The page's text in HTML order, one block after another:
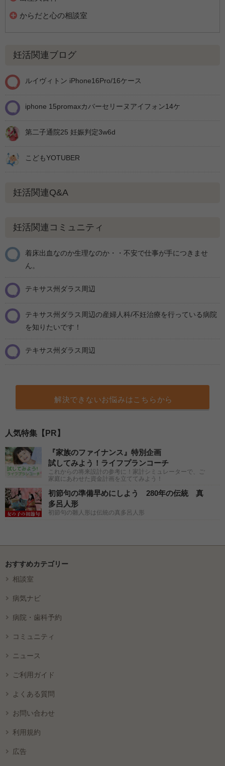
からだと心の相談室
妊活関連ブログ
ルイヴィトン iPhone16Pro/16ケース
iphone 15promaxカバーセリーヌアイフォン14ケ
第二子通院25 妊娠判定3w6d
こどもYOTUBER
妊活関連Q&A
妊活関連コミュニティ
着床出血なのか生理なのか・・不安で仕事が手につきませ
ん。
テキサス州ダラス周辺
テキサス州ダラス周辺の産婦人科/不妊治療を行っている病院
を知りたいです！
テキサス州ダラス周辺
解決できないお悩みはこちらから
人気特集【PR】
『家族のファイナンス』特別企画
試してみよう！ライフプランコーチ
これからの将来設計の参考に！家計シミュレーターで、ご
家庭にあわせた資金計画を立ててみよう！
初節句の準備早めにしよう 280年の伝統 真
多呂人形
初節句の雛人形は伝統の真多呂人形
おすすめカテゴリー
相談室
病気ナビ
病院・歯科予約
コミュニティ
ニュース
ご利用ガイド
よくある質問
お問い合わせ
利用規約
広告